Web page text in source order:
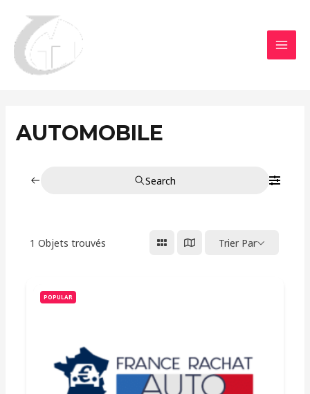
contenu
AUTOMOBILE
Search
1 Objets trouvés Trier Par
POPULAR